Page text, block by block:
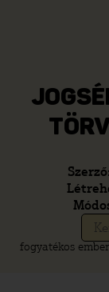
Szerző:
fogyatékos